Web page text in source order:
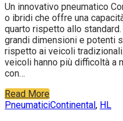
Un innovativo pneumatico
o ibridi che offre una
quarto rispetto allo
grandi dimensioni e potenti
rispetto ai veicoli
veicoli hanno più difficoltà a
con…
Read More
PneumaticiContinental, HL